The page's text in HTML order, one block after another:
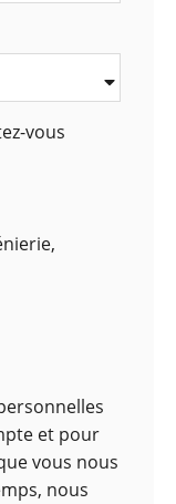
vous
et pour
vous nous
nous